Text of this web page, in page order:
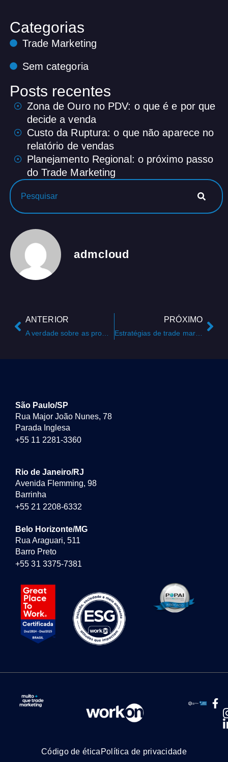
Categorias
Trade Marketing
Sem categoria
Posts recentes
Zona de Ouro no PDV: o que é e por que
decide a venda
Custo da Ruptura: o que não aparece no
relatório de vendas
Planejamento Regional: o próximo passo
do Trade Marketing
admcloud
ANTERIOR PRÓXIMO
Estratégias de trade marketing para otimizar a exposição de produtos sazonais no PDV
São Paulo/SP
Rua Major João Nunes, 78
Parada Inglesa
+55 11 2281-3360
Rio de Janeiro/RJ
Avenida Flemming, 98
Barrinha
+55 21 2208-6332
Belo Horizonte/MG
Rua Araguari, 511
Barro Preto
+55 31 3375-7381
Código de ética Política de privacidade